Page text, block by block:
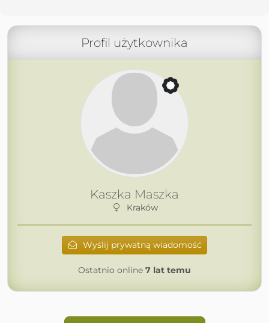
Profil użytkownika
Kaszka Maszka
Kraków
Wyślij prywatną wiadomość
Ostatnio online 7 lat temu